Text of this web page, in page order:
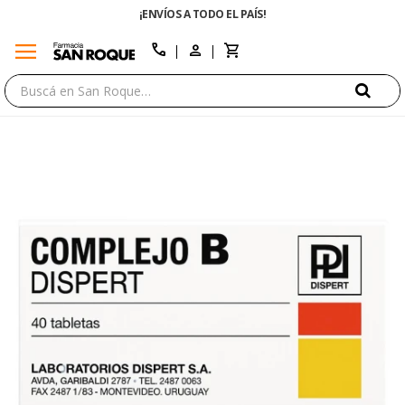
¡ENVÍOS A TODO EL PAÍS!
menu call
close